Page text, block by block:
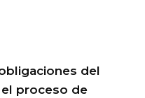
del
proceso de